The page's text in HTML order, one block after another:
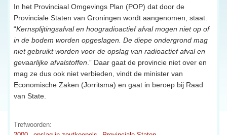
In het Provinciaal Omgevings Plan (POP) dat door de
Provinciale Staten van Groningen wordt aangenomen, staat:
“Kernsplijtingsafval en hoogradioactief afval mogen niet op of
in de bodem worden opgeslagen. De diepe ondergrond mag
niet gebruikt worden voor de opslag van radioactief afval en
gevaarlijke afvalstoffen .” Daar gaat de provincie niet over en
mag ze dus ook niet verbieden, vindt de minister van
Economische Zaken (Jorritsma) en gaat in beroep bij Raad
van State.
Trefwoorden: